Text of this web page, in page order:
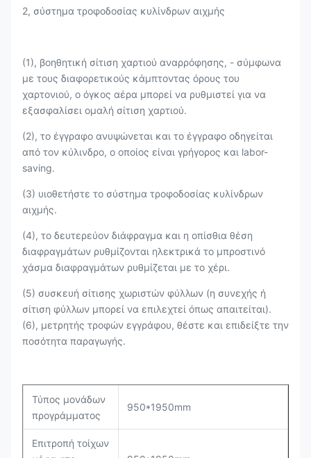
2, σύστημα τροφοδοσίας κυλίνδρων αιχμής
(1), βοηθητική σίτιση χαρτιού αναρρόφησης, - σύμφωνα
με τους διαφορετικούς κάμπτοντας όρους του
χαρτονιού, ο όγκος αέρα μπορεί να ρυθμιστεί για να
εξασφαλίσει ομαλή σίτιση χαρτιού.
(2), το έγγραφο ανυψώνεται και το έγγραφο οδηγείται
από τον κύλινδρο, ο οποίος είναι γρήγορος και labor-
saving.
(3) υιοθετήστε το σύστημα τροφοδοσίας κυλίνδρων
αιχμής.
(4), το δευτερεύον διάφραγμα και η οπίσθια θέση
διαφραγμάτων ρυθμίζονται ηλεκτρικά το μπροστινό
χάσμα διαφραγμάτων ρυθμίζεται με το χέρι.
(5) συσκευή σίτισης χωριστών φύλλων (η συνεχής ή
σίτιση φύλλων μπορεί να επιλεχτεί όπως απαιτείται).
(6), μετρητής τροφών εγγράφου, θέστε και επιδείξτε την
ποσότητα παραγωγής.
Τύπος μονάδων
προγράμματος
950*1950mm
Επιτροπή τοίχων